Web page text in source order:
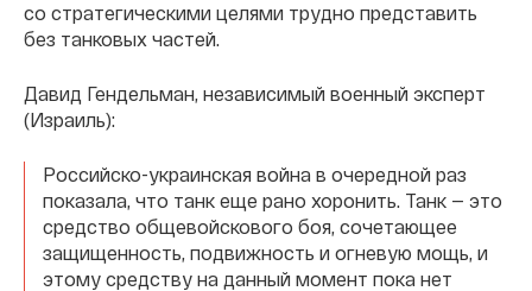
со стратегическими целями трудно представить
без танковых частей.
Давид Гендельман, независимый военный эксперт
(Израиль):
Российско-украинская война в очередной раз
показала, что танк еще рано хоронить. Танк — это
средство общевойскового боя, сочетающее
защищенность, подвижность и огневую мощь, и
этому средству на данный момент пока нет